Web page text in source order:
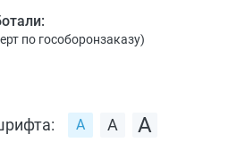
по гособоронзаказу)